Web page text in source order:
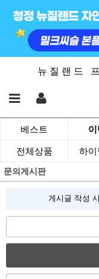
뉴 질 랜 드
베스트
전체상품 하이
문의게시판
게시글 작성